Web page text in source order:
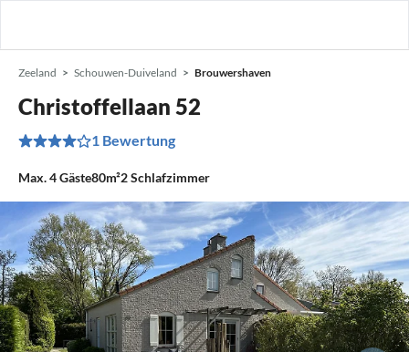
Zeeland Schouwen-Duiveland Brouwershaven
Christoffellaan 52
1 Bewertung
Max.4Gäste80m²2Schlafzimmer